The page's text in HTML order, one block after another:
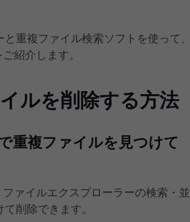
重複ファイル検索ソフトを使って、
紹介します。
ルを削除する方法
重複ファイルを見つけて
ァイルエクスプローラーの検索・並
削除できます。